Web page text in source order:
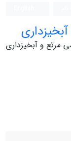
مرتع و آبخیزداری